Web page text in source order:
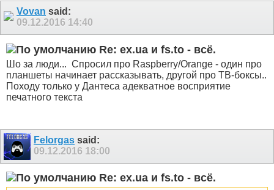
Vovan said:
09.12.2016 14:40
Re: ex.ua и fs.to - всё.
Шо за люди... Спросил про Raspberry/Orange - один про
планшеты начинает рассказывать, другой про ТВ-боксы..
Походу только у Дантеса адекватное восприятие
печатного текста
Felorgas said:
09.12.2016 18:00
Re: ex.ua и fs.to - всё.